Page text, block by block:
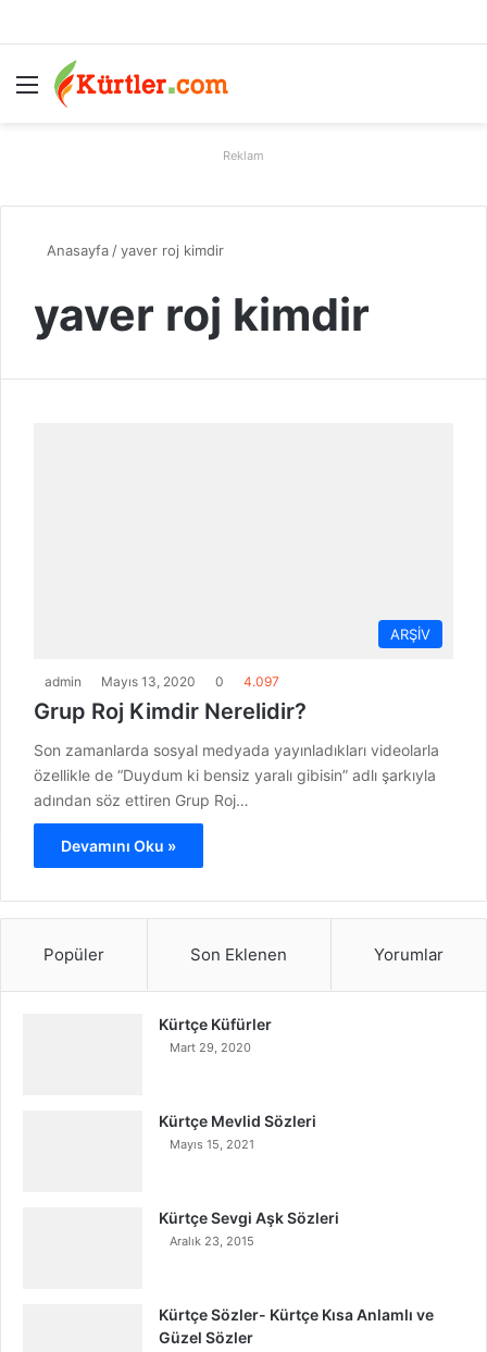
Menü
Reklam
Anasayfa /yaver roj kimdir
yaver roj kimdir
ARŞİV
admin Mayıs 13, 2020 0 4.097
Grup Roj Kimdir Nerelidir?
Son zamanlarda sosyal medyada yayınladıkları videolarla
özellikle de “Duydum ki bensiz yaralı gibisin” adlı şarkıyla
adından söz ettiren Grup Roj…
Devamını Oku »
Popüler Son Eklenen Yorumlar
Kürtçe Küfürler
Mart 29, 2020
Kürtçe Mevlid Sözleri
Mayıs 15, 2021
Kürtçe Sevgi Aşk Sözleri
Aralık 23, 2015
Kürtçe Sözler- Kürtçe Kısa Anlamlı ve
Güzel Sözler